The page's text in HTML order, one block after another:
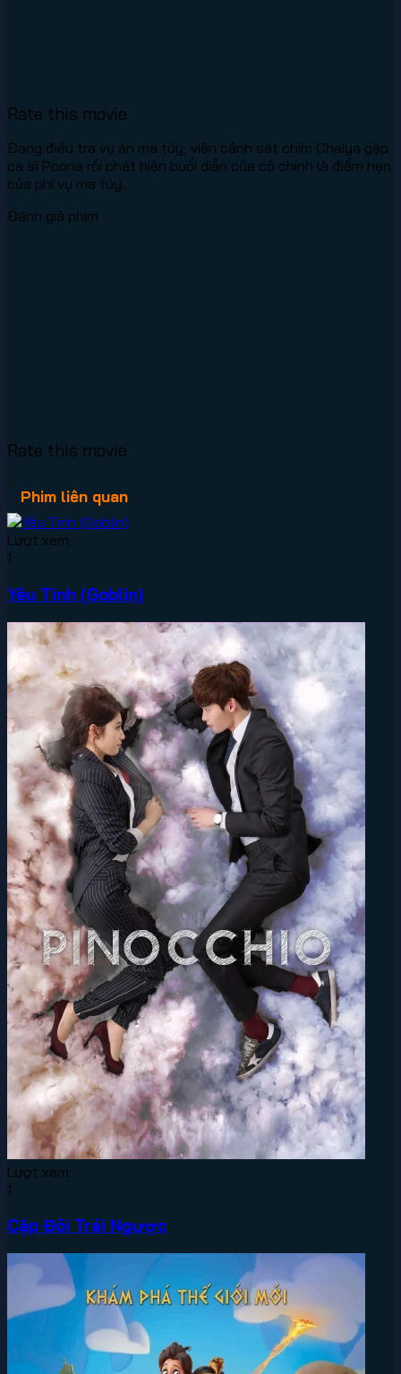
Rate this movie
Đang điều tra vụ án ma túy, viên cảnh sát chìm Chaiya gặp
ca sĩ Poona rồi phát hiện buổi diễn của cô chính là điểm hẹn
của phi vụ ma túy.
Đánh giá phim
Rate this movie
Phim liên quan
Lượt xem:
1
Yêu Tinh (Goblin)
Lượt xem:
1
Cặp Đôi Trái Ngược